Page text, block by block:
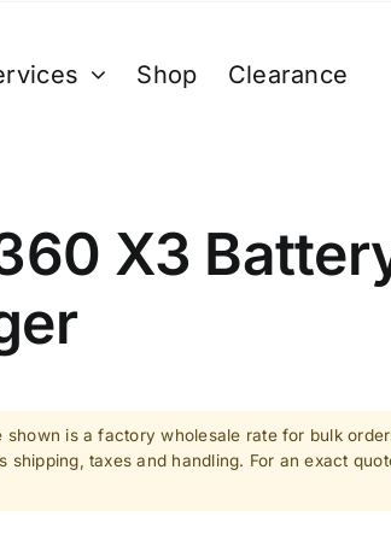
Bestseller
Computer Vision Hardware
Mini/Micro PC & eGPU
Shop
Clearance
X3
shown is a factory wholesale rate for bulk
shipping, taxes and handling. For an exact